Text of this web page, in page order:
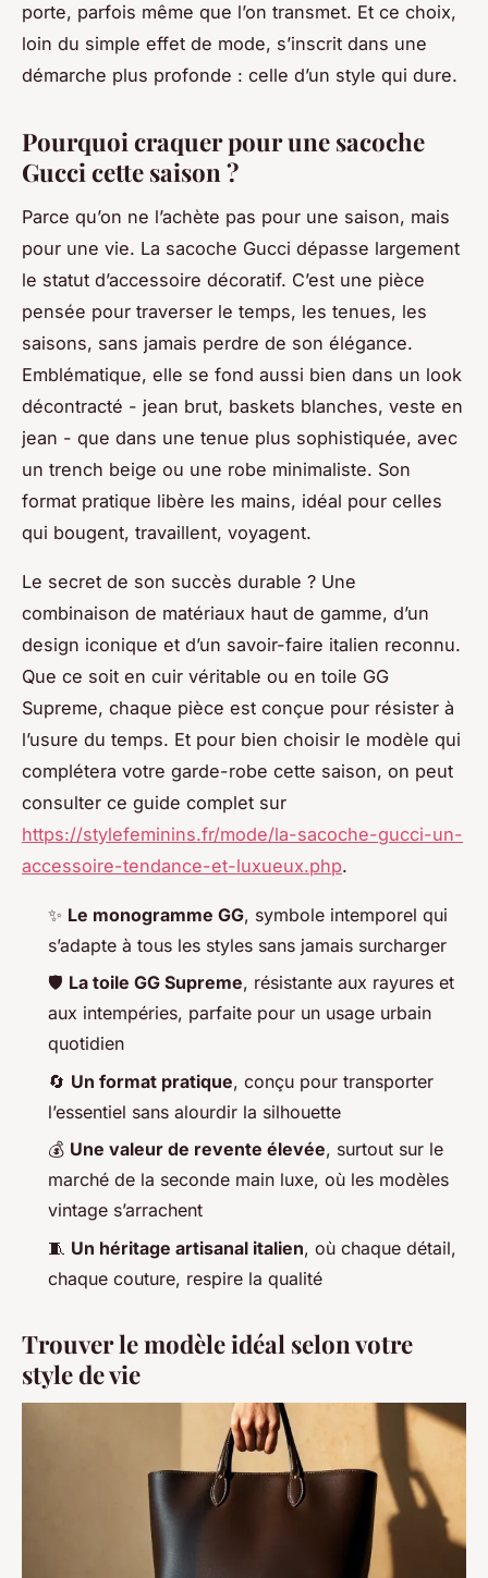
porte, parfois même que l’on transmet. Et ce choix,
loin du simple effet de mode, s’inscrit dans une
démarche plus profonde : celle d’un style qui dure.
Pourquoi craquer pour une sacoche
Gucci cette saison ?
Parce qu’on ne l’achète pas pour une saison, mais
pour une vie. La sacoche Gucci dépasse largement
le statut d’accessoire décoratif. C’est une pièce
pensée pour traverser le temps, les tenues, les
saisons, sans jamais perdre de son élégance.
Emblématique, elle se fond aussi bien dans un look
décontracté - jean brut, baskets blanches, veste en
jean - que dans une tenue plus sophistiquée, avec
un trench beige ou une robe minimaliste. Son
format pratique libère les mains, idéal pour celles
qui bougent, travaillent, voyagent.
Le secret de son succès durable ? Une
combinaison de matériaux haut de gamme, d’un
design iconique et d’un savoir-faire italien reconnu.
Que ce soit en cuir véritable ou en toile GG
Supreme, chaque pièce est conçue pour résister à
l’usure du temps. Et pour bien choisir le modèle qui
complétera votre garde-robe cette saison, on peut
consulter ce guide complet sur
https://stylefeminins.fr/mode/la-sacoche-gucci-un-
accessoire-tendance-et-luxueux.php.
✨ Le monogramme GG, symbole intemporel qui
s’adapte à tous les styles sans jamais surcharger
🛡️ La toile GG Supreme, résistante aux rayures et
aux intempéries, parfaite pour un usage urbain
quotidien
🔄 Un format pratique, conçu pour transporter
l’essentiel sans alourdir la silhouette
💰 Une valeur de revente élevée, surtout sur le
marché de la seconde main luxe, où les modèles
vintage s’arrachent
🧵 Un héritage artisanal italien, où chaque détail,
chaque couture, respire la qualité
Trouver le modèle idéal selon votre
style de vie